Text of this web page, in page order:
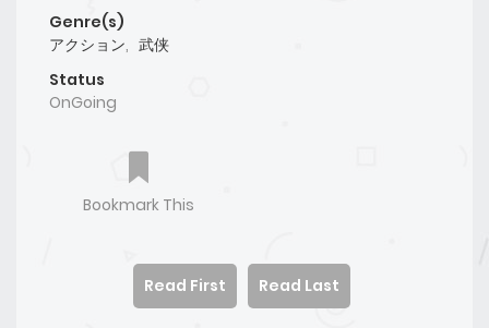
Genre(s)
アクション, 武侠
Status
OnGoing
Bookmark This
Read First Read Last